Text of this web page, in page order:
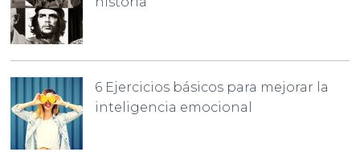
6 Ejercicios básicos para mejorar la
inteligencia emocional